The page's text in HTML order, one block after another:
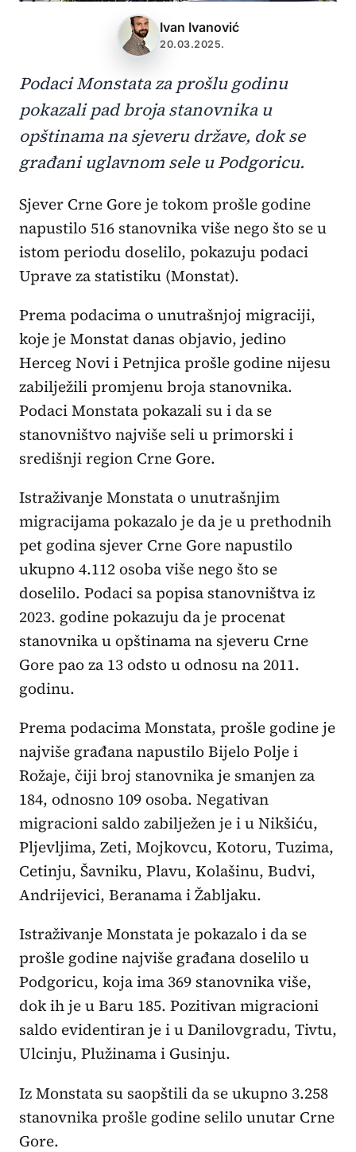
Ivan Ivanović
20.03.2025.
Podaci Monstata za prošlu godinu
pokazali pad broja stanovnika u
opštinama na sjeveru države, dok se
građani uglavnom sele u Podgoricu.
Sjever Crne Gore je tokom prošle godine
napustilo 516 stanovnika više nego što se u
istom periodu doselilo, pokazuju podaci
Uprave za statistiku (Monstat).
Prema podacima o unutrašnjoj migraciji,
koje je Monstat danas objavio, jedino
Herceg Novi i Petnjica prošle godine nijesu
zabilježili promjenu broja stanovnika.
Podaci Monstata pokazali su i da se
stanovništvo najviše seli u primorski i
središnji region Crne Gore.
Istraživanje Monstata o unutrašnjim
migracijama pokazalo je da je u prethodnih
pet godina sjever Crne Gore napustilo
ukupno 4.112 osoba više nego što se
doselilo. Podaci sa popisa stanovništva iz
2023. godine pokazuju da je procenat
stanovnika u opštinama na sjeveru Crne
Gore pao za 13 odsto u odnosu na 2011.
godinu.
Prema podacima Monstata, prošle godine je
najviše građana napustilo Bijelo Polje i
Rožaje, čiji broj stanovnika je smanjen za
184, odnosno 109 osoba. Negativan
migracioni saldo zabilježen je i u Nikšiću,
Pljevljima, Zeti, Mojkovcu, Kotoru, Tuzima,
Cetinju, Šavniku, Plavu, Kolašinu, Budvi,
Andrijevici, Beranama i Žabljaku.
Istraživanje Monstata je pokazalo i da se
prošle godine najviše građana doselilo u
Podgoricu, koja ima 369 stanovnika više,
dok ih je u Baru 185. Pozitivan migracioni
saldo evidentiran je i u Danilovgradu, Tivtu,
Ulcinju, Plužinama i Gusinju.
Iz Monstata su saopštili da se ukupno 3.258
stanovnika prošle godine selilo unutar Crne
Gore.